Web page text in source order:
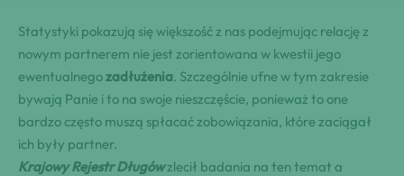
Statystyki pokazują się większość z nas podejmując relację z
nowym partnerem nie jest zorientowana w kwestii jego
ewentualnegozadłużenia. Szczególnie ufne w tym zakresie
bywają Panie i to na swoje nieszczęście, ponieważ to one
bardzo często muszą spłacać zobowiązania, które zaciągał
ich były partner.
Krajowy Rejestr Długówzlecił badania na ten temat a